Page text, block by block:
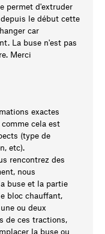
permet d'extruder
le début cette
car
La buse n'est pas
Merci
exactes
cela est
(type de
etc).
rencontrez des
nous
buse et la partie
bloc chauffant,
ou deux
de ces tractions,
la buse ou